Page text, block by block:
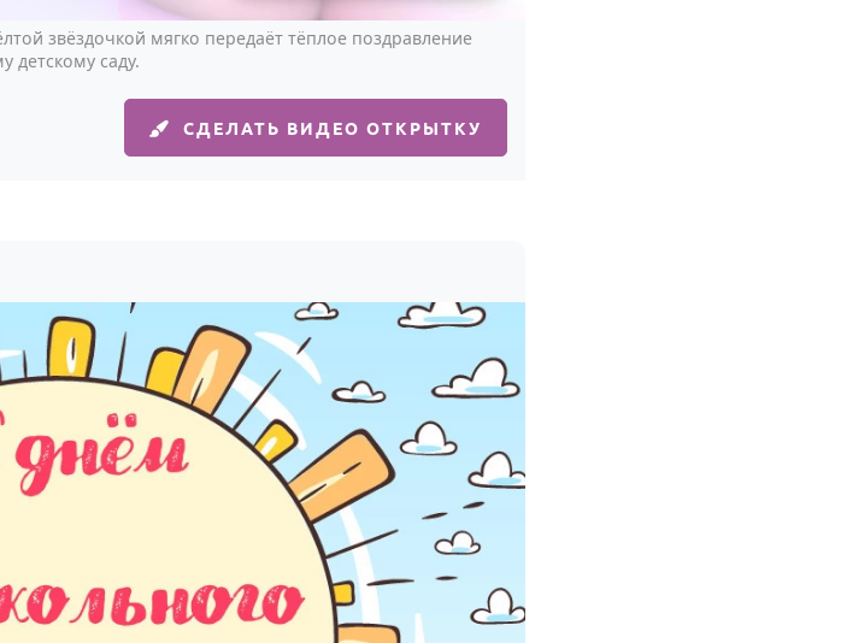
звёздочкой мягко передаёт тёплое поздравление
детскому саду.
СДЕЛАТЬ ВИДЕО ОТКРЫТКУ